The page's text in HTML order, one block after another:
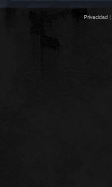
Privacidad |